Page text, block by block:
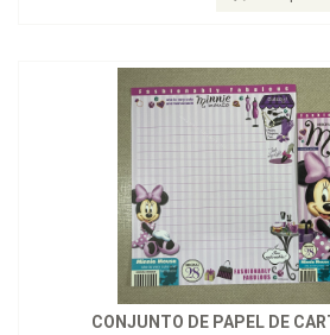
CONJUNTO DE PAPEL DE